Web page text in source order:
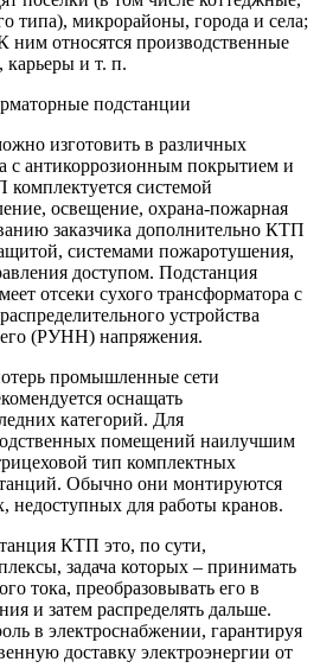
типа), микрорайоны, города и села;
ним относятся производственные
карьеры и т. п.
изготовить в различных
с антикоррозионным покрытием и
системой
освещение, охрана-пожарная
заказчика дополнительно КТП
системами пожаротушения,
доступом. Подстанция
отсеки сухого трансформатора с
устройства
(РУНН) напряжения.
промышленные сети
оснащать
категорий. Для
помещений наилучшим
тип комплектных
Обычно они монтируются
недоступных для работы кранов.
КТП это, по сути,
задача которых – принимать
тока, преобразовывать его в
и затем распределять дальше.
в электроснабжении, гарантируя
доставку электроэнергии от